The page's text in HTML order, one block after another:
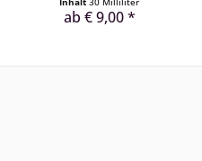
ab € 9,00 *